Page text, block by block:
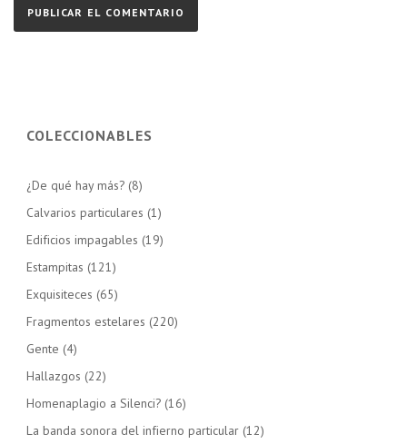
COLECCIONABLES
¿De qué hay más? (8)
Calvarios particulares (1)
Edificios impagables (19)
Estampitas (121)
Exquisiteces (65)
Fragmentos estelares (220)
Gente (4)
Hallazgos (22)
Homenaplagio a Silenci? (16)
La banda sonora del infierno particular (12)